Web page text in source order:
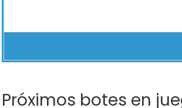
Próximos botes en